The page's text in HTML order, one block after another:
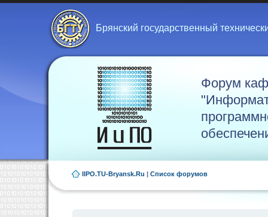
Брянский государственный
Форум
IIPO.TU-Bryansk.Ru | Список форумов